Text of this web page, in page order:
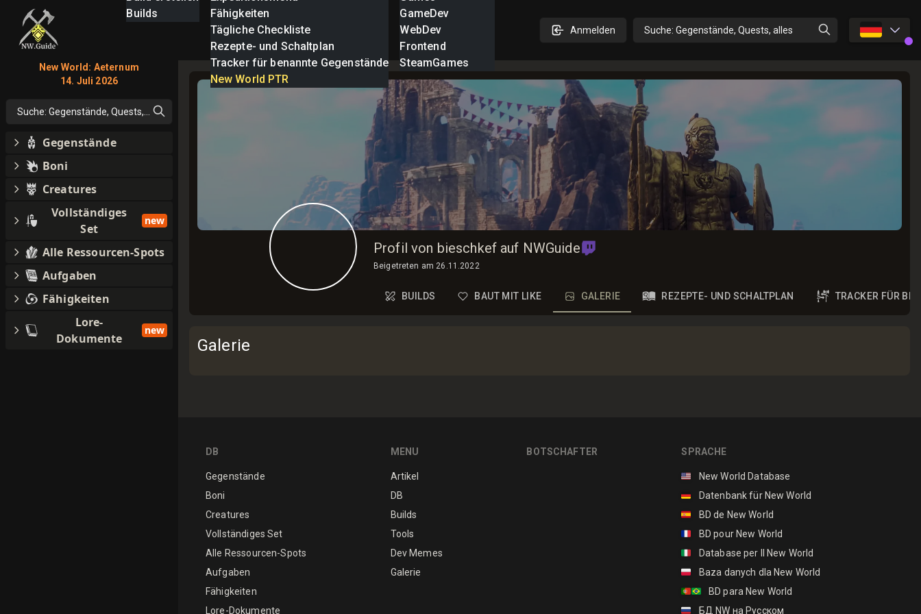
Builds
Fähigkeiten
Tägliche Checkliste
Rezepte- und Schaltplan
Tracker für benannte Gegenstände
New World PTR
GameDev
WebDev
Frontend
SteamGames
Anmelden Suche: Gegenstände, Quests, alles 🇩🇪
Profil von bieschkef auf NWGuide
Beigetreten am 26.11.2022
BUILDS BAUT MIT LIKE GALERIE REZEPTE- UND SCHALTPLAN TRACKER FÜR
Galerie
DB
Gegenstände
Boni
Creatures
Vollständiges Set
Alle Ressourcen-Spots
Aufgaben
Fähigkeiten
Lore-Dokumente
MENU
Artikel
DB
Builds
Tools
Dev Memes
Galerie
BOTSCHAFTER SPRACHE
🇺🇸
New World Database
🇩🇪
Datenbank für New World
🇪🇸
BD de New World
🇫🇷
BD pour New World
🇮🇹
Database per Il New World
🇵🇱
Baza danych dla New World
🇵🇹🇧🇷
BD para New World
🇷🇺
БД NW на Русском
New World: Aeternum
14. Juli 2026
Suche: Gegenstände, Quests, alles
Gegenstände
Boni
Creatures
Vollständiges
Set
new
Alle Ressourcen-Spots
Aufgaben
Fähigkeiten
Lore-
Dokumente
new